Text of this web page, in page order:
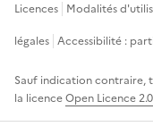
Licences Modalités
légales Accessibilité :
Sauf indication contraire,
la licenceOpen Licence 2.0